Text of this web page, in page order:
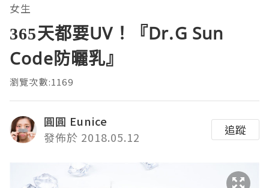
女生
365天都要UV！『Dr.G Sun
Code防曬乳』
瀏覽次數:1169
圓圓 Eunice
發佈於 2018.05.12
追蹤